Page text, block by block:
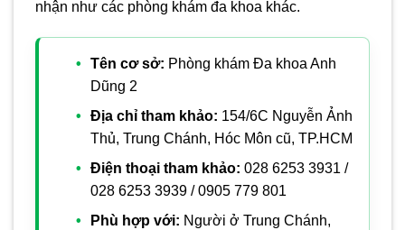
nhận như các phòng khám đa khoa khác.
Tên cơ sở: Phòng khám Đa khoa Anh
Dũng 2
Địa chỉ tham khảo: 154/6C Nguyễn Ảnh
Thủ, Trung Chánh, Hóc Môn cũ, TP.HCM
Điện thoại tham khảo: 028 6253 3931 /
028 6253 3939 / 0905 779 801
Phù hợp với: Người ở Trung Chánh,